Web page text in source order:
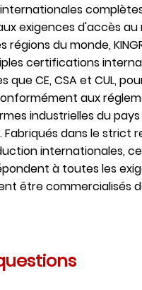
exigences d'accès
du monde,
certifications
que CE, CSA et CUL,
aux
industrielles du
Fabriqués dans le strict
internationales,
à toutes les
être commercialisés